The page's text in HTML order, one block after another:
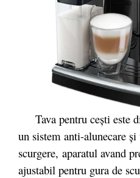
Tava pentru cești este
un sistem anti-alunecare
scurgere, aparatul avand
ajustabil pentru gura de